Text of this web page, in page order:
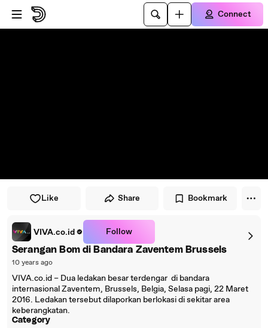
Skip to player
Skip to main content
Connect
Like Share Bookmark
VIVA.co.id Follow
Serangan Bom di Bandara Zaventem Brussels
10 years ago
VIVA.co.id – Dua ledakan besar terdengar di bandara
internasional Zaventem, Brussels, Belgia, Selasa pagi, 22 Maret
2016. Ledakan tersebut dilaporkan berlokasi di sekitar area
keberangkatan.
Category